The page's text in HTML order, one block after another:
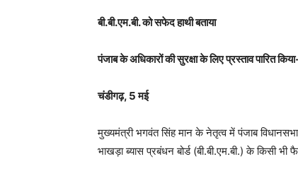
बी.बी.एम.बी. को सफेद हाथी बताया
पंजाब के अधिकारों की सुरक्षा के लिए प्रस्ताव पारित
चंडीगढ़, 5 मई
मुख्यमंत्री भगवंत सिंह मान के नेतृत्व में पंजाब
भाखड़ा ब्यास प्रबंधन बोर्ड (बी.बी.एम.बी.) के किसी भी